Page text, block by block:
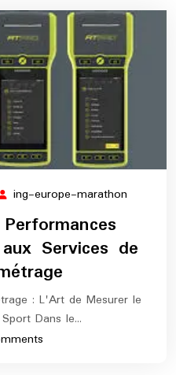
ing-europe-marathon
Services de
: L'Art de Mesurer le
Dans le…